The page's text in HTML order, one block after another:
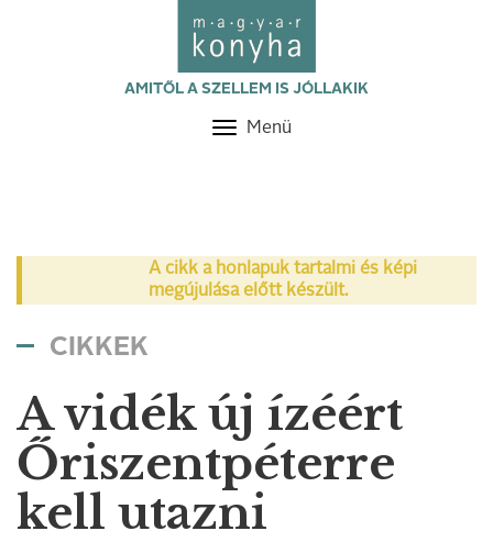
AMITŐL A SZELLEM IS JÓLLAKIK
Toggle
Menü
A cikk a honlapuk tartalmi és képi
megújulása előtt készült.
CIKKEK
A vidék új ízéért
Őriszentpéterre
kell utazni